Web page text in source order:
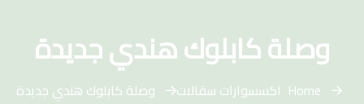
وصلة كابلوك هندي جديدة
Home اكسسوارات سقالات وصلة كابلوك هندي جديدة